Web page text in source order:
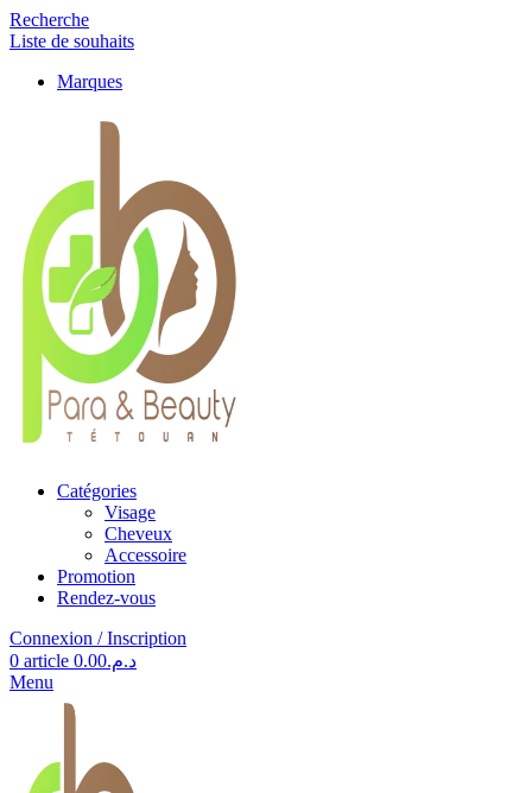
Recherche
Liste de souhaits
Marques
Catégories
Visage
Cheveux
Accessoire
Promotion
Rendez-vous
Connexion / Inscription
0 article د.م.0.00
Menu